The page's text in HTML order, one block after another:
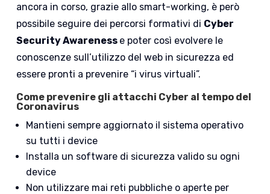
ancora in corso, grazie allo smart-working, è però
possibile seguire dei percorsi formativi di Cyber
Security Awareness e poter così evolvere le
conoscenze sull’utilizzo del web in sicurezza ed
essere pronti a prevenire “i virus virtuali”.
Come prevenire gli attacchi Cyber al tempo del
Coronavirus
Mantieni sempre aggiornato il sistema operativo
su tutti i device
Installa un software di sicurezza valido su ogni
device
Non utilizzare mai reti pubbliche o aperte per